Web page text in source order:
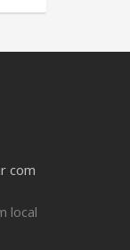
com
local